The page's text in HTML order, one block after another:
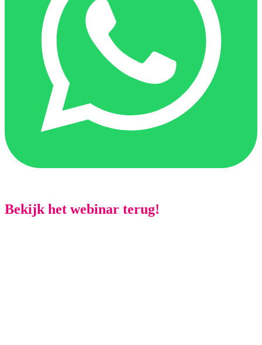
Bekijk het webinar terug!